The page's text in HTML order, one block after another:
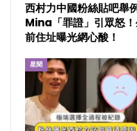
西村力中國粉絲貼吧舉
Mina「罪證」引眾怒
前住址曝光網心酸！
星聞